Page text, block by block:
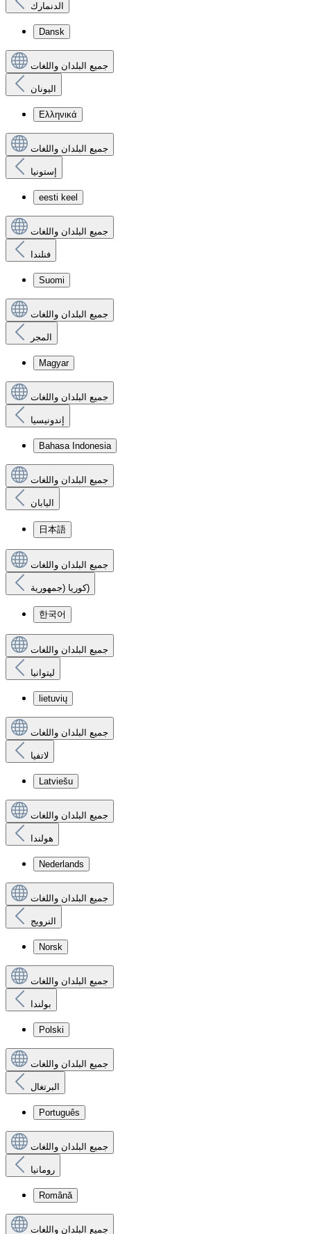
الدنمارك
Dansk
جميع البلدان واللغات
اليونان
Ελληνικά
جميع البلدان واللغات
إستونيا
eesti keel
جميع البلدان واللغات
فنلندا
Suomi
جميع البلدان واللغات
المجر
Magyar
جميع البلدان واللغات
إندونيسيا
Bahasa Indonesia
جميع البلدان واللغات
اليابان
日本語
جميع البلدان واللغات
كوريا (جمهورية)
한국어
جميع البلدان واللغات
ليتوانيا
lietuvių
جميع البلدان واللغات
لاتفيا
Latviešu
جميع البلدان واللغات
هولندا
Nederlands
جميع البلدان واللغات
النرويج
Norsk
جميع البلدان واللغات
بولندا
Polski
جميع البلدان واللغات
البرتغال
Português
جميع البلدان واللغات
رومانيا
Română
جميع البلدان واللغات